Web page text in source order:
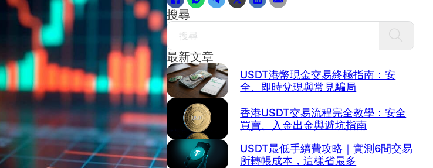
搜尋
Search
最新文章
USDT港幣現金交易終極指南：安
全、即時兌現與常見騙局
香港USDT交易流程完全教學：安全
買賣、入金出金與避坑指南
USDT最低手續費攻略｜實測6間交易
所轉帳成本，這樣省最多